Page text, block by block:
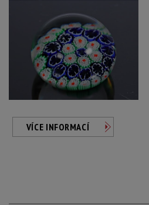
VÍCE INFORMACÍ